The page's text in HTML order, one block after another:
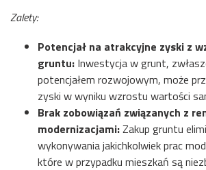
Zalety:
Potencjał na atrakcyjne zyski z
gruntu: Inwestycja w grunt,
potencjałem rozwojowym, może
zyski w wyniku wzrostu wartości
Brak zobowiązań związanych z
modernizacjami:Zakup gruntu
wykonywania jakichkolwiek prac
które w przypadku mieszkań są